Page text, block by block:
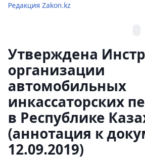
Редакция Zakon.kz
Утверждена
организации
автомобильных
инкассаторских
в Республике
(аннотация к
12.09.2019)